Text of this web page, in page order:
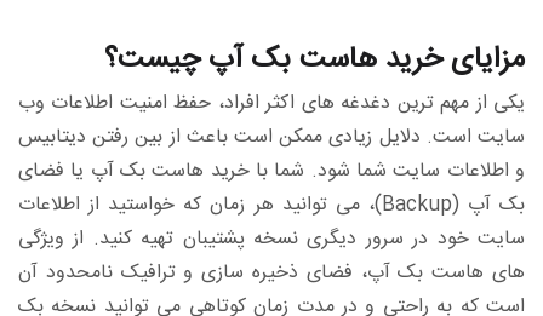
مزایای خرید هاست بک آپ چیست؟
یکی از مهم ترین دغدغه های اکثر افراد، حفظ امنیت اطلاعات وب
سایت است. دلایل زیادی ممکن است باعث از بین رفتن دیتابیس
و اطلاعات سایت شما شود. شما با خرید هاست بک آپ یا فضای
بک آپ (Backup)، می توانید هر زمان که خواستید از اطلاعات
سایت خود در سرور دیگری نسخه پشتیبان تهیه کنید. از ویژگی
های هاست بک آپ، فضای ذخیره سازی و ترافیک نامحدود آن
است که به راحتی و در مدت زمان کوتاهی می توانید نسخه بک